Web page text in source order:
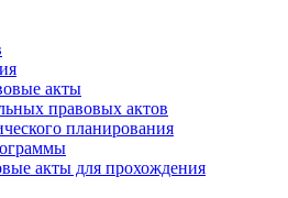
акты
правовых актов
планирования
акты для прохождения